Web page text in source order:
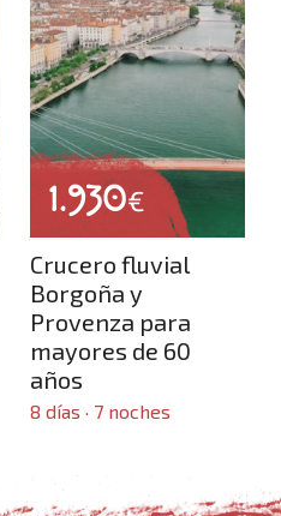
viajar
a medida
de miel
por el mundo
1.930€
Crucero fluvial
Borgoña y
Provenza para
mayores de 60
años
8 días · 7 noches